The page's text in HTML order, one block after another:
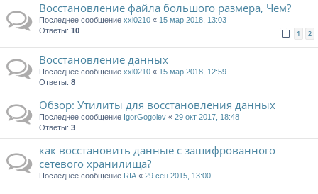
Восстановление файла большого размера, Чем?
Последнее сообщение xxl0210 « 15 мар 2018, 13:03
Ответы: 10 1 2
Восстановление данных
Последнее сообщение xxl0210 « 15 мар 2018, 12:59
Ответы: 8
Обзор: Утилиты для восстановления данных
Последнее сообщение IgorGogolev « 29 окт 2017, 18:48
Ответы: 3
как восстановить данные с зашифрованного
сетевого хранилища?
Последнее сообщение RIA « 29 сен 2015, 13:00